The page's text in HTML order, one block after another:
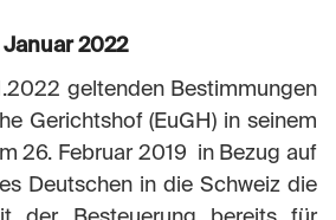
2022
geltenden Bestimmungen
Gerichtshof (EuGH) in seinem
26. Februar 2019 in Bezug auf
Deutschen in die Schweiz die